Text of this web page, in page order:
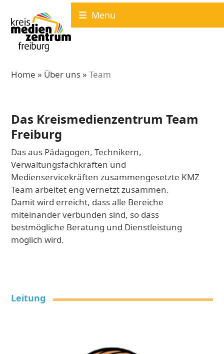
content
Menu
Home » Über uns »Team
Das Kreismedienzentrum Team
Freiburg
Das aus Pädagogen, Technikern,
Verwaltungsfachkräften und
Medienservicekräften zusammengesetzte KMZ
Team arbeitet eng vernetzt zusammen.
Damit wird erreicht, dass alle Bereiche
miteinander verbunden sind, so dass
bestmögliche Beratung und Dienstleistung
möglich wird.
Leitung